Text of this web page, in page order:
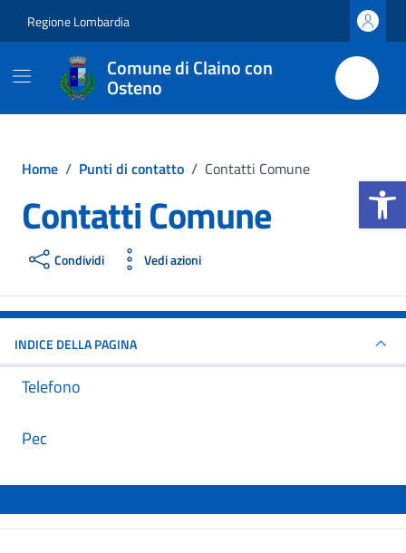
Apri la
Regione Lombardia
Comune di Claino con
Osteno
Home / Punti di contatto / Contatti Comune
Contatti Comune
Condividi Vedi azioni
INDICE DELLA PAGINA
Telefono
Pec